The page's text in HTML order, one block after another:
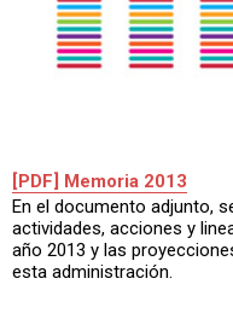
[PDF] Memoria 2013
En el documento adjunto,
actividades, acciones y
año 2013 y las
esta administración.